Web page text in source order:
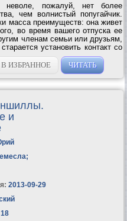
пожалуй, нет более
чем волнистый попугайчик.
масса преимуществ: она живет
во время вашего отпуска ее
членам семьи или друзьям,
установить контакт со
содержания этого маленького
В ИЗБРАННОЕ ЧИТАТЬ
и
;
2013-09-29
18